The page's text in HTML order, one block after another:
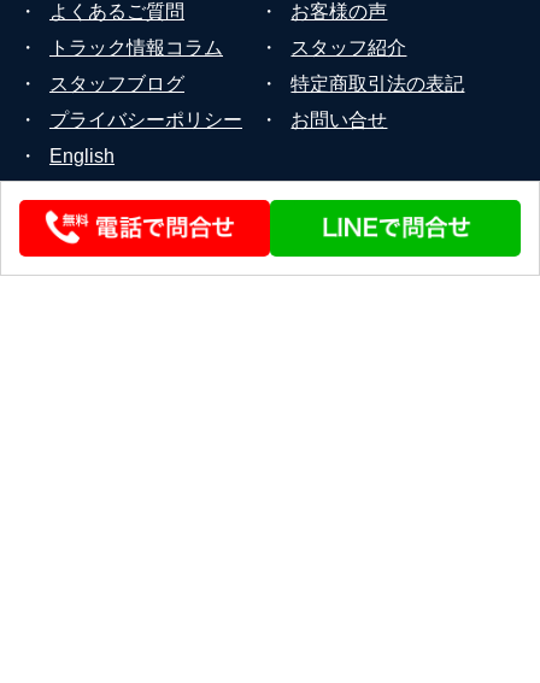
・
よくあるご質問 ・
お客様の声
・
トラック情報コラム ・
スタッフ紹介
・
スタッフブログ ・
特定商取引法の表記
・
プライバシーポリシー ・
お問い合せ
・
English
© 2026 STEERLINK Co.,Ltd